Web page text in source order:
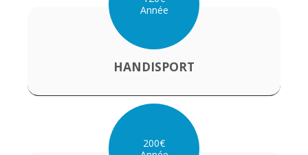
Année
HANDISPORT
200€